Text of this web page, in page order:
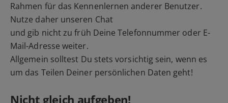
Rahmen für das Kennenlernen anderer Benutzer.
Nutze daher unseren Chat
und gib nicht zu früh Deine Telefonnummer oder E-
Mail-Adresse weiter.
Allgemein solltest Du stets vorsichtig sein, wenn es
um das Teilen Deiner persönlichen Daten geht!
Nicht gleich aufgeben!